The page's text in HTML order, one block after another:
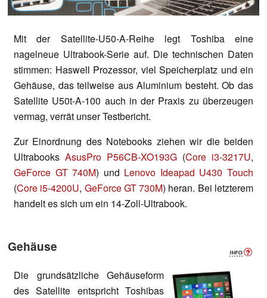
Mit der Satellite-U50-A-Reihe legt Toshiba eine
nagelneue Ultrabook-Serie auf. Die technischen Daten
stimmen: Haswell Prozessor, viel Speicherplatz und ein
Gehäuse, das teilweise aus Aluminium besteht. Ob das
Satellite U50t-A-100 auch in der Praxis zu überzeugen
vermag, verrät unser Testbericht.
Zur Einordnung des Notebooks ziehen wir die beiden
Ultrabooks AsusPro P56CB-XO193G (Core i3-3217U,
GeForce GT 740M) und Lenovo Ideapad U430 Touch
(Core i5-4200U, GeForce GT 730M) heran. Bei letzterem
handelt es sich um ein 14-Zoll-Ultrabook.
Gehäuse
Die grundsätzliche Gehäuseform
des Satellite entspricht Toshibas